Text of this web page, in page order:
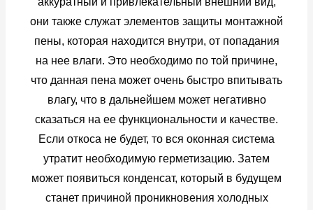
они также служат элементов защиты монтажной
пены, которая находится внутри, от попадания
на нее влаги. Это необходимо по той причине,
что данная пена может очень быстро впитывать
влагу, что в дальнейшем может негативно
сказаться на ее функциональности и качестве.
Если откоса не будет, то вся оконная система
утратит необходимую герметизацию. Затем
может появиться конденсат, который в будущем
станет причиной проникновения холодных